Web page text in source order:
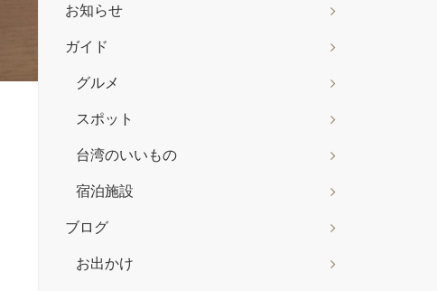
お知らせ
ガイド
グルメ
スポット
台湾のいいもの
宿泊施設
ブログ
お出かけ